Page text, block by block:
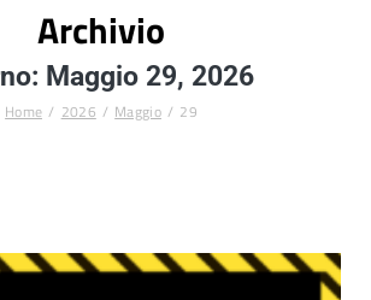
Archivio
Maggio 29, 2026
Home 2026 Maggio 29